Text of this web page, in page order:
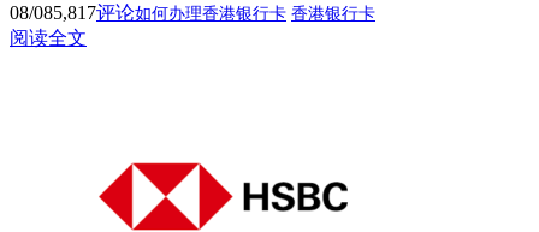
08/085,817评论如何办理香港银行卡 香港银行卡
阅读全文